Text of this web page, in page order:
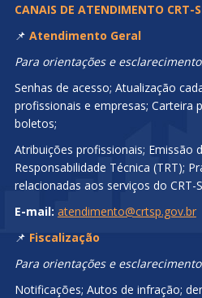
CANAIS DE ATENDIMENTO CRT-
📌 Atendimento Geral
Para orientações e
Senhas de acesso; Atualização
profissionais e empresas; Carteira
boletos;
Atribuições profissionais; Emissão
Responsabilidade Técnica (TRT);
relacionadas aos serviços do CRT-
E-mail: atendimento@crtsp.gov.br
📌 Fiscalização
Para orientações e
Notificações; Autos de infração;